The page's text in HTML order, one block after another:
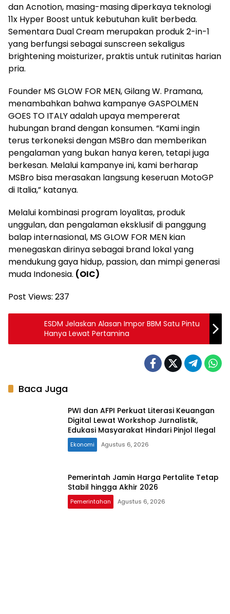
dan Acnotion, masing-masing diperkaya teknologi
11x Hyper Boost untuk kebutuhan kulit berbeda.
Sementara Dual Cream merupakan produk 2-in-1
yang berfungsi sebagai sunscreen sekaligus
brightening moisturizer, praktis untuk rutinitas harian
pria.
Founder MS GLOW FOR MEN, Gilang W. Pramana,
menambahkan bahwa kampanye GASPOLMEN
GOES TO ITALY adalah upaya mempererat
hubungan brand dengan konsumen. “Kami ingin
terus terkoneksi dengan MSBro dan memberikan
pengalaman yang bukan hanya keren, tetapi juga
berkesan. Melalui kampanye ini, kami berharap
MSBro bisa merasakan langsung keseruan MotoGP
di Italia,” katanya.
Melalui kombinasi program loyalitas, produk
unggulan, dan pengalaman eksklusif di panggung
balap internasional, MS GLOW FOR MEN kian
menegaskan dirinya sebagai brand lokal yang
mendukung gaya hidup, passion, dan mimpi generasi
muda Indonesia. (OIC)
Post Views: 237
ESDM Jelaskan Alasan Impor BBM Satu Pintu
Hanya Lewat Pertamina
Baca Juga
PWI dan AFPI Perkuat Literasi Keuangan
Digital Lewat Workshop Jurnalistik,
Edukasi Masyarakat Hindari Pinjol Ilegal
Ekonomi Agustus 6, 2026
Pemerintah Jamin Harga Pertalite Tetap
Stabil hingga Akhir 2026
Pemerintahan Agustus 6, 2026